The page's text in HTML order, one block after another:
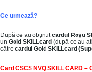
Ce urmează?
După ce au obținutcardul Roșu
un Gold SKILLcard (după ce au
către cardul Gold SKILLcard
Card CSCS NVQ SKILL CARD –